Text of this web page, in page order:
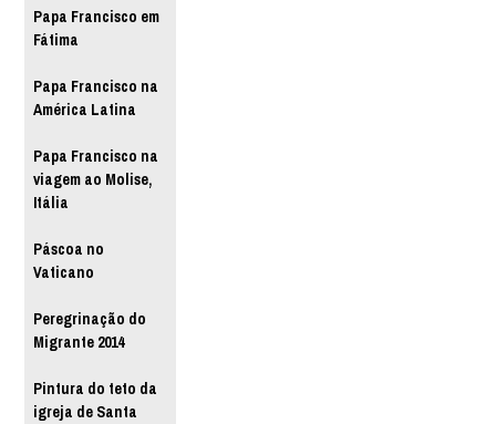
Papa Francisco em
Fátima
Papa Francisco na
América Latina
Papa Francisco na
viagem ao Molise,
Itália
Páscoa no
Vaticano
Peregrinação do
Migrante 2014
Pintura do teto da
igreja de Santa